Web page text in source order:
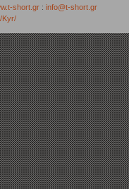
short.gr : info@t-short.gr
Kyr/